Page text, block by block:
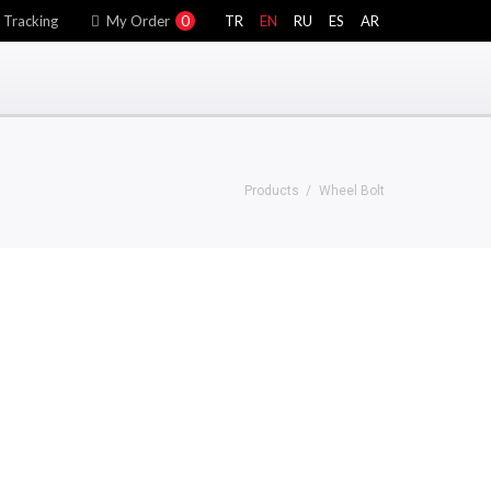
My Order 0 TR EN RU ES AR
Products Wheel Bolt